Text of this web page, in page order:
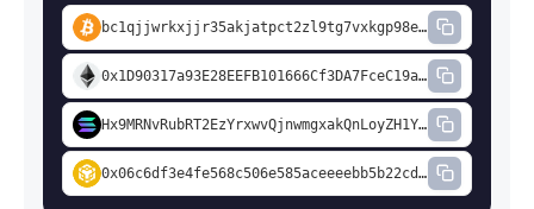
bc1qjjwrkxjjr35akjatpct2zl9tg7vxkgp98em2cd
0x1D90317a93E28EEFB101666Cf3DA7FceC19a74fD
Hx9MRNvRubRT2EzYrxwvQjnwmgxakQnLoyZH1YBdi1a7
0x06c6df3e4fe568c506e585aceeeebb5b22cdd5c3